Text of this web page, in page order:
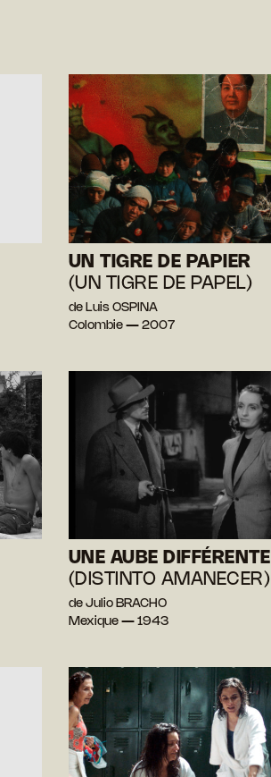
UN TIGRE DE PAPIER
(UN TIGRE DE PAPEL)
de Luis OSPINA
Colombie — 2007
UNE AUBE DIFFÉRENTE
(DISTINTO AMANECER)
de Julio BRACHO
Mexique — 1943